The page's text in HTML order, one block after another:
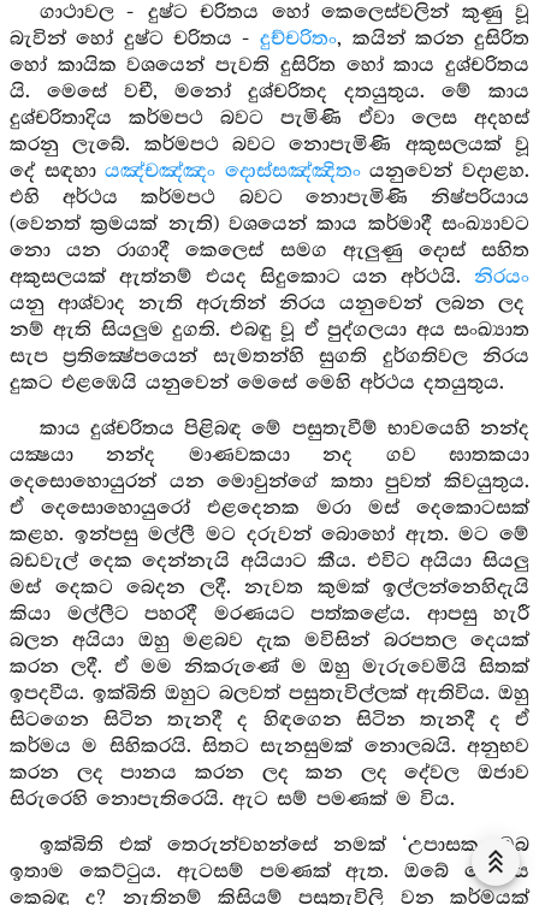
ගාථාවල - දුෂ්ට චරිතය හෝ කෙලෙස්වලින් කුණු වූ
බැවින් හෝ දුෂ්ට චරිතය -දුච්චරිතං, කයින් කරන දුසිරිත
හෝ කායික වශයෙන් පැවති දුසිරිත හෝ කාය දුශ්චරිතය
යි. මෙසේ වචී, මනෝ දුශ්චරිතද දතයුතුය. මේ කාය
දුශ්චරිතාදිය කර්මපථ බවට පැමිණි ඒවා ලෙස අදහස්
කරනු ලැබේ. කර්මපථ බවට නොපැමිණි අකුසලයක් වූ
දේ සඳහායඤ්චඤ්ඤං දොස්සඤ්ඤිතංයනුවෙන් වදාළහ.
එහි අර්ථය කර්මපථ බවට නොපැමිණි නිෂ්පරියාය
(වෙනත් ක්‍රමයක් නැති) වශයෙන් කාය කර්මාදී සංඛ්‍යාවට
නො යන රාගාදී කෙලෙස් සමග ඇලුණු දොස් සහිත
අකුසලයක් ඇත්නම් එයද සිදුකොට යන අර්ථයි. නිරයං
යනු ආශ්වාද නැති අරුතින් නිරය යනුවෙන් ලබන ලද
නම් ඇති සියලුම දුගති. එබඳු වූ ඒ පුද්ගලයා අය සංඛ්‍යාත
සැප ප්‍රතික්‍ෂේපයෙන් සැමතන්හි සුගති දුර්ගතිවල නිරය
දුකට එළඹෙයි යනුවෙන් මෙසේ මෙහි අර්ථය දතයුතුය.
කාය දුශ්චරිතය පිළිබඳ මේ පසුතැවීම් භාවයෙහි නන්ද
යක්‍ෂයා නන්ද මාණවකයා නද ගව ඝාතකයා
දෙසොහොයුරන් යන මොවුන්ගේ කතා පුවත් කිවයුතුය.
ඒ දෙසොහොයුරෝ එළදෙනක මරා මස් දෙකොටසක්
කළහ. ඉන්පසු මල්ලී මට දරුවන් බොහෝ ඇත. මට මේ
බඩවැල් දෙක දෙන්නැයි අයියාට කීය. එවිට අයියා සියලු
මස් දෙකට බෙදන ලදී. නැවත කුමක් ඉල්ලන්නෙහිදැයි
කියා මල්ලීට පහරදී මරණයට පත්කළේය. ආපසු හැරී
බලන අයියා ඔහු මළබව දැක මවිසින් බරපතල දෙයක්
කරන ලදී. ඒ මම නිකරුණේ ම ඔහු මැරුවෙමියි සිතක්
ඉපදවීය. ඉක්බිති ඔහුට බලවත් පසුතැවිල්ලක් ඇතිවිය. ඔහු
සිටගෙන සිටින තැනදී ද හිඳගෙන සිටින තැනදී ද ඒ
කර්මය ම සිහිකරයි. සිතට සැනසුමක් නොලබයි. අනුභව
කරන ලද පානය කරන ලද කන ලද දේවල ඔජාව
සිරුරෙහි නොපැතිරෙයි. ඇට සම් පමණක් ම විය.
ඉක්බිති එක් තෙරුන්වහන්සේ නමක් ‘උපාසක, ඔබ
ඉතාම කෙට්ටුය. ඇටසම් පමණක් ඇත. ඔබේ රෝගය
කෙබඳු ද? නැතිනම් කිසියම් පසුතැවිලි වන කර්මයක්